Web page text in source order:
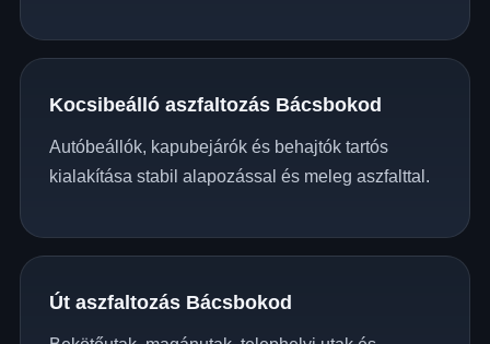
Kocsibeálló aszfaltozás Bácsbokod
Autóbeállók, kapubejárók és behajtók tartós
kialakítása stabil alapozással és meleg aszfalttal.
Út aszfaltozás Bácsbokod